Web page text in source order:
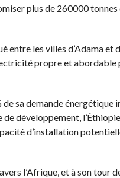
plus de 260000 tonnes
entre les villes d’Adama et
propre et abordable
sa demande énergétique
développement,
d’installation
l’Afrique, et à son tour